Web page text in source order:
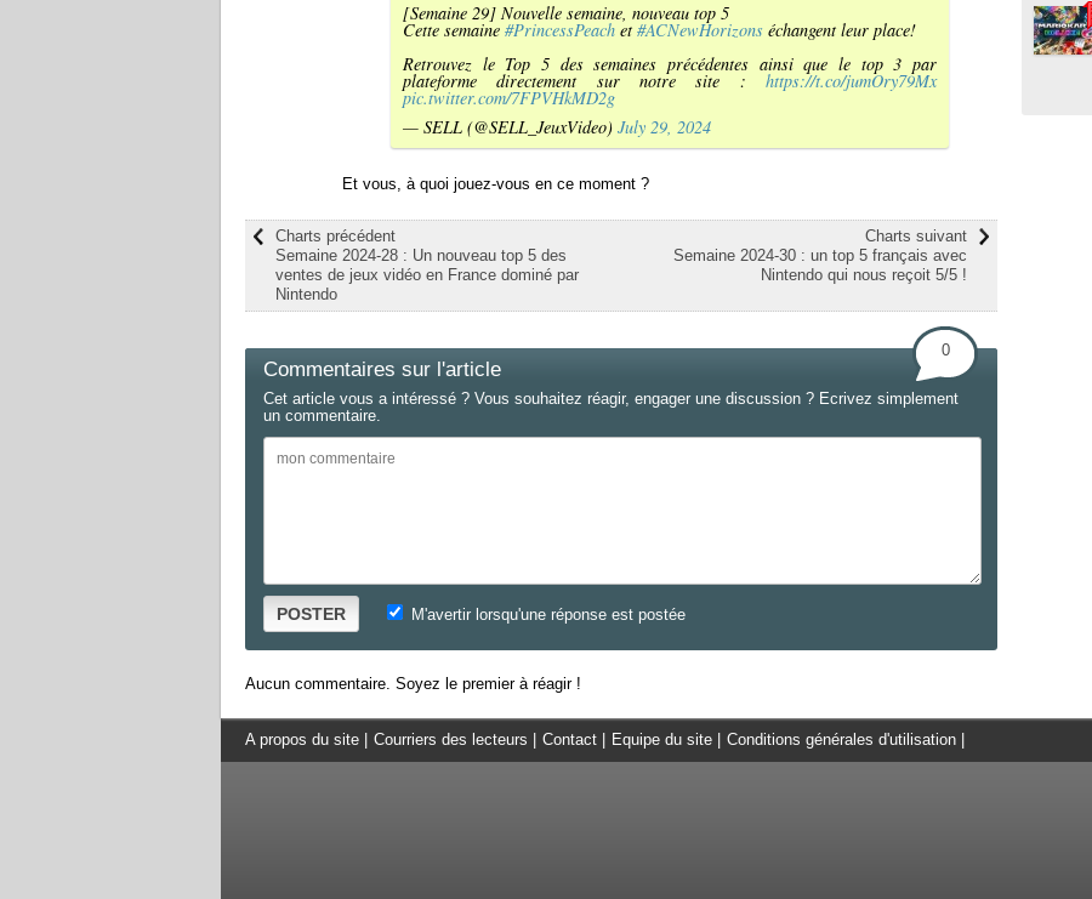
[Semaine 29] Nouvelle semaine, nouveau top 5
Cette semaine #PrincessPeach et #ACNewHorizons échangent leur place!
Retrouvez le Top 5 des semaines précédentes ainsi que le top 3 par
plateforme directement sur notre site : https://t.co/jumOry79Mx
pic.twitter.com/7FPVHkMD2g
— SELL (@SELL_JeuxVideo) July 29, 2024
Et vous, à quoi jouez-vous en ce moment ?
Charts suivant
Semaine 2024-30 : un top 5 français avec
Nintendo qui nous reçoit 5/5 !
Charts précédent
Semaine 2024-28 : Un nouveau top 5 des
ventes de jeux vidéo en France dominé par
Nintendo
Commentaires sur l'article
0
Cet article vous a intéressé ? Vous souhaitez réagir, engager une discussion ? Ecrivez simplement
un commentaire.
POSTER M'avertir lorsqu'une réponse est postée
Aucun commentaire. Soyez le premier à réagir !
A propos du site Courriers des lecteurs Contact Equipe du site Conditions générales d'utilisation